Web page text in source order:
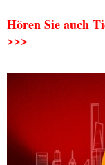
Hören Sie auch
>>>